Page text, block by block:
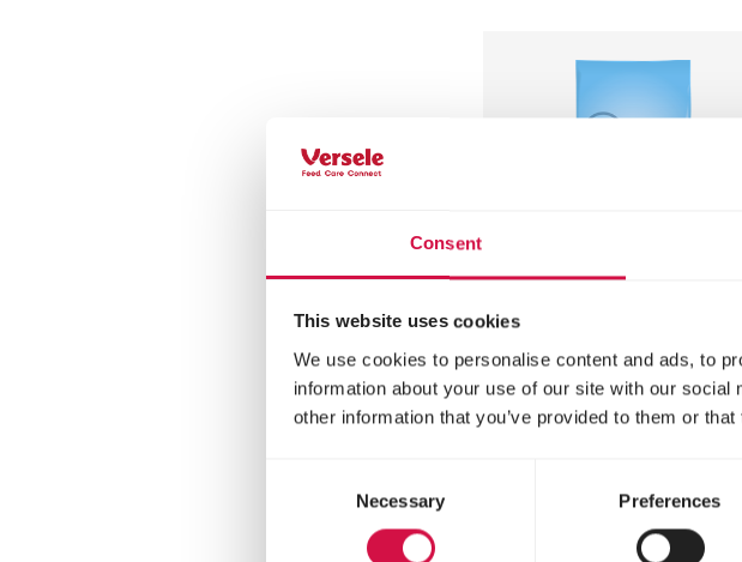
Consent
This website uses cookies
We use cookies to personalise content and ads, to
information about your use of our site with our
other information that you’ve provided to them or
Necessary Preferences
SHOW
Standard
Mengeling zonder maïs